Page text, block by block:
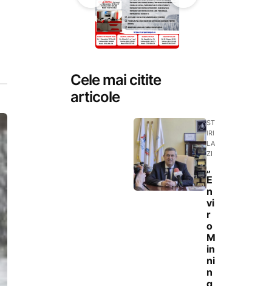
Cele mai citite
articole
ST
IRI
LA
ZI
„
E
n
vi
r
o
M
in
ni
n
g